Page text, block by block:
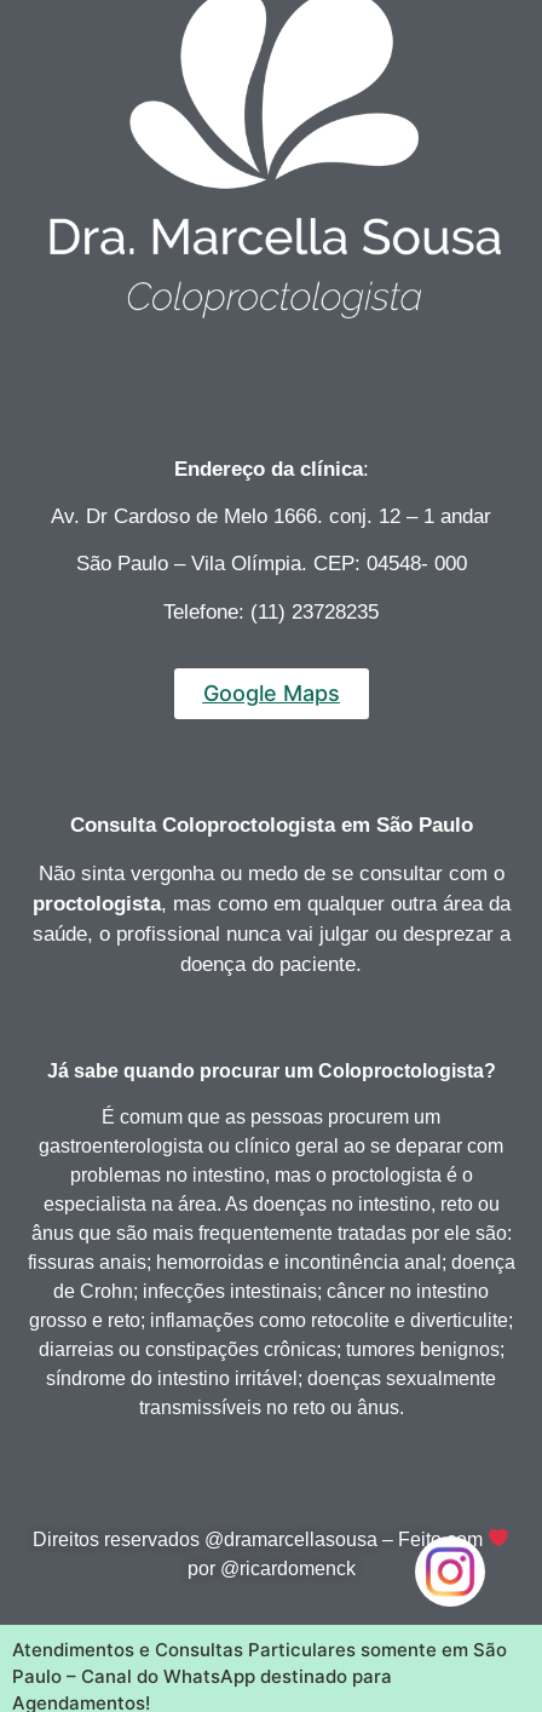
Endereço da clínica:
Av. Dr Cardoso de Melo 1666. conj. 12 – 1 andar
São Paulo – Vila Olímpia. CEP: 04548- 000
Telefone: (11) 23728235
Google Maps
Consulta Coloproctologistaem São Paulo
Não sinta vergonha ou medo de se consultar com o
proctologista, mas como em qualquer outra área da
saúde, o profissional nunca vai julgar ou desprezar a
doença do paciente.
Já sabe quando procurar um Coloproctologista?
É comum que as pessoas procurem um
gastroenterologista ou clínico geral ao se deparar com
problemas no intestino, mas o proctologista é o
especialista na área. As doenças no intestino, reto ou
ânus que são mais frequentemente tratadas por ele são:
fissuras anais; hemorroidas e incontinência anal; doença
de Crohn; infecções intestinais; câncer no intestino
grosso e reto; inflamações como retocolite e diverticulite;
diarreias ou constipações crônicas; tumores benignos;
síndrome do intestino irritável; doenças sexualmente
transmissíveis no reto ou ânus.
Direitos reservados @dramarcellasousa – Feito com
por @ricardomenck
Atendimentos e Consultas Particulares somente em São
Paulo – Canal do WhatsApp destinado para
Agendamentos!